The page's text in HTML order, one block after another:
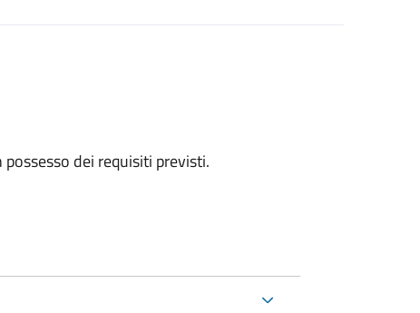
dei requisiti previsti.